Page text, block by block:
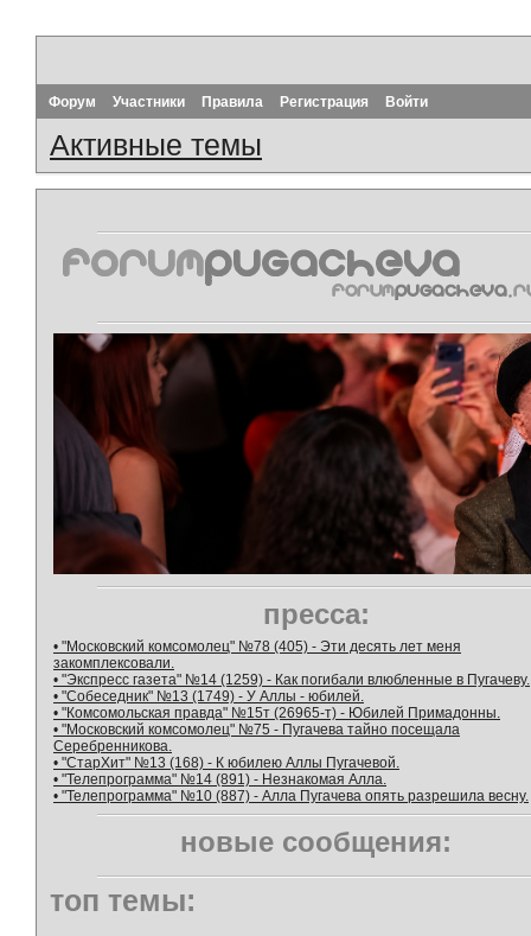
Форум Участники Правила Регистрация Войти
Активные темы
пресса:
• "Московский комсомолец" №78 (405) - Эти десять лет меня
закомплексовали.
• "Экспресс газета" №14 (1259) - Как погибали влюбленные в Пугачеву.
• "Собеседник" №13 (1749) - У Аллы - юбилей.
• "Комсомольская правда" №15т (26965-т) - Юбилей Примадонны.
• "Московский комсомолец" №75 - Пугачева тайно посещала
Серебренникова.
• "СтарХит" №13 (168) - К юбилею Аллы Пугачевой.
• "Телепрограмма" №14 (891) - Незнакомая Алла.
• "Телепрограмма" №10 (887) - Алла Пугачева опять разрешила весну.
новые сообщения:
топ темы: